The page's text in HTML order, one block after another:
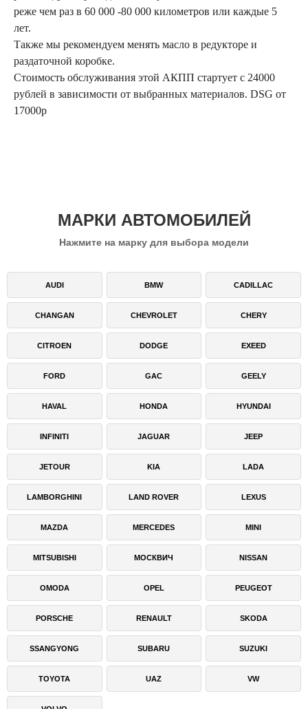
реже чем раз в 60 000 -80 000 километров или каждые 5
лет.
Также мы рекомендуем менять масло в редукторе и
раздаточной коробке.
Стоимость обслуживания этой АКПП стартует с 24000
рублей в зависимости от выбранных материалов. DSG от
17000р
МАРКИ АВТОМОБИЛЕЙ
Нажмите на марку для выбора модели
AUDI BMW CADILLAC
CHANGAN CHEVROLET CHERY
CITROEN DODGE EXEED
FORD GAC GEELY
HAVAL HONDA HYUNDAI
INFINITI JAGUAR JEEP
JETOUR KIA LADA
LAMBORGHINI LAND ROVER LEXUS
MAZDA MERCEDES MINI
MITSUBISHI МОСКВИЧ NISSAN
OMODA OPEL PEUGEOT
PORSCHE RENAULT SKODA
SSANGYONG SUBARU SUZUKI
TOYOTA UAZ VW